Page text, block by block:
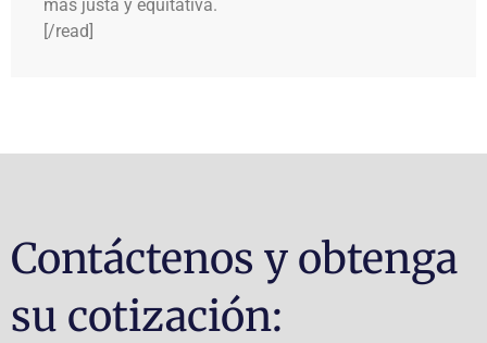
más justa y equitativa.
[/read]
Contáctenos y obtenga
su cotización: